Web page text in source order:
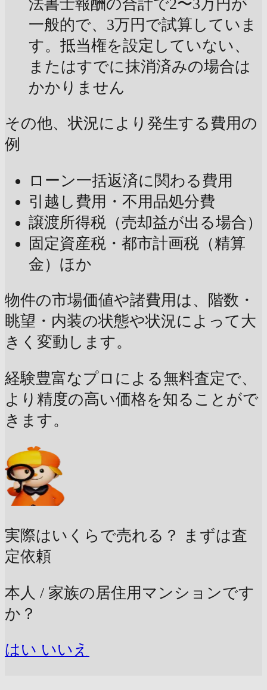
法書士報酬の合計で2〜3万円が
一般的で、3万円で試算していま
す。抵当権を設定していない、
またはすでに抹消済みの場合は
かかりません
その他、状況により発生する費用の
例
ローン一括返済に関わる費用
引越し費用・不用品処分費
譲渡所得税（売却益が出る場合）
固定資産税・都市計画税（精算
金）ほか
物件の市場価値や諸費用は、階数・
眺望・内装の状態や状況によって大
きく変動します。
経験豊富なプロによる無料査定で、
より精度の高い価格を知ることがで
きます。
実際はいくらで売れる？
まずは査
定依頼
本人 / 家族の居住用マンションです
か？
はい いいえ